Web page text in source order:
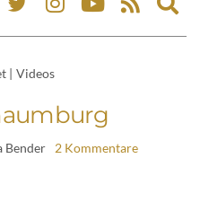
| Videos
Bender 2 Kommentare